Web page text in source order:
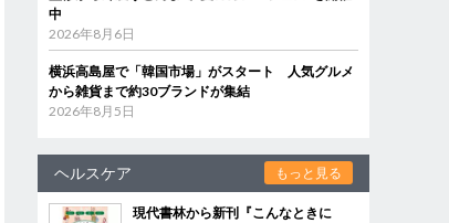
中
2026年8月6日
横浜高島屋で「韓国市場」がスタート 人気グルメ
から雑貨まで約30ブランドが集結
2026年8月5日
ヘルスケア もっと見る
現代書林から新刊『こんなときに